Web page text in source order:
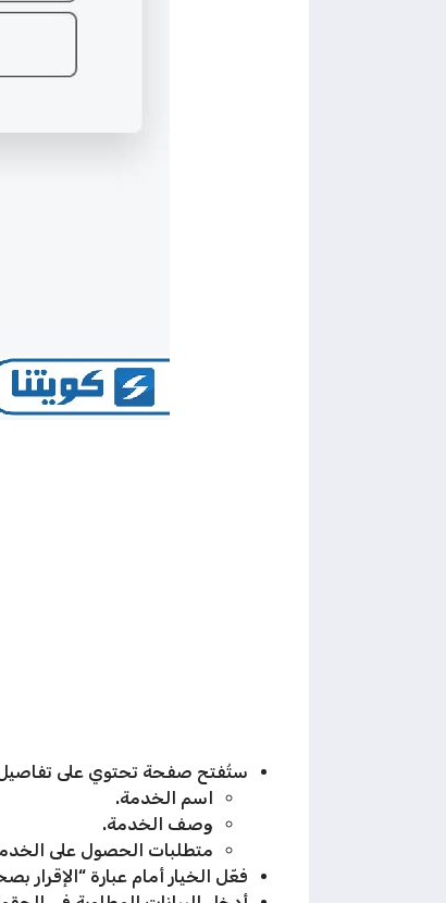
ستُفتح صفحة تحتوي على
اسم الخدمة.
وصف الخدمة.
متطلبات الحصول على
فعّل الخيار أمام عبارة